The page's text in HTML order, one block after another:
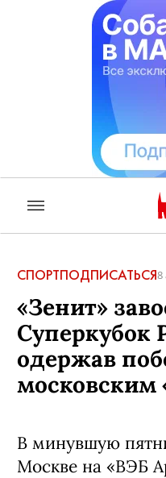
СПОРТПОДПИСАТЬСЯ8
«Зенит»
Суперкубок
одержав
московским
В минувшую
Москве на «ВЭБ